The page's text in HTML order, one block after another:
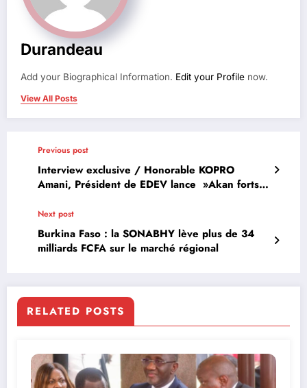
Durandeau
Add your Biographical Information. Edit your Profile now.
View All Posts
Previous post
Interview exclusive / Honorable KOPRO
Amani, Président de EDEV lance »Akan forts
Next post
Burkina Faso : la SONABHY lève plus de 34
milliards FCFA sur le marché régional
RELATED POSTS